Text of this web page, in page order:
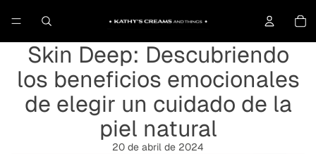
Skin Deep: Descubriendo
los beneficios emocionales
de elegir un cuidado de la
piel natural
20 de abril de 2024